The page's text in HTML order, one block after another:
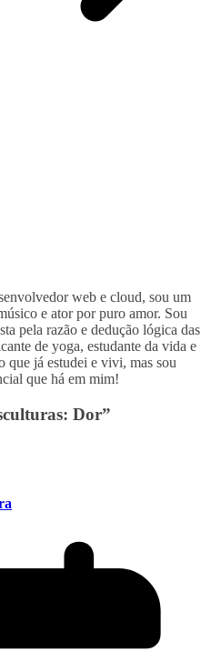
web e cloud, sou um
e ator por puro amor. Sou
pela razão e dedução lógica das
de yoga, estudante da vida e
que já estudei e vivi, mas sou
que há em mim!
Dor”